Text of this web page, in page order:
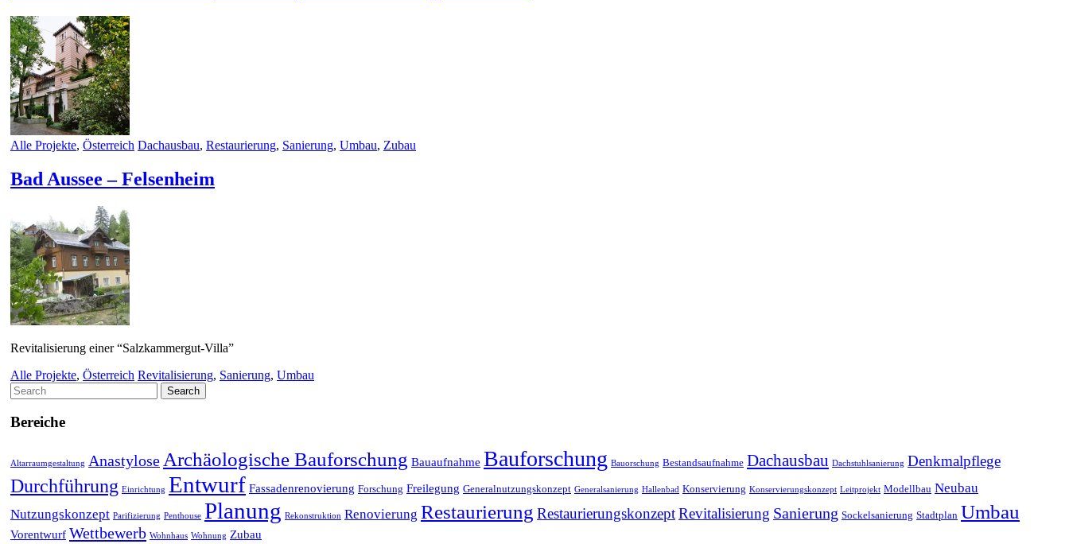
Alle Projekte, Österreich Dachausbau, Restaurierung, Sanierung, Umbau, Zubau
Bad Aussee – Felsenheim
Revitalisierung einer “Salzkammergut-Villa”
Alle Projekte, Österreich Revitalisierung, Sanierung, Umbau
Search
for:
Bereiche
Altarraumgestaltung Anastylose Archäologische Bauforschung Bauaufnahme Bauforschung Bauorschung Bestandsaufnahme Dachausbau Dachstuhlsanierung Denkmalpflege
Durchführung Einrichtung Entwurf Fassadenrenovierung Forschung Freilegung Generalnutzungskonzept Generalsanierung Hallenbad Konservierung Konservierungskonzept Leitprojekt Modellbau Neubau
Nutzungskonzept Parifizierung Penthouse Planung Rekonstruktion Renovierung Restaurierung RestaurierungskonzeptRevitalisierung Sanierung Sockelsanierung Stadtplan Umbau
Vorentwurf Wettbewerb Wohnhaus Wohnung Zubau